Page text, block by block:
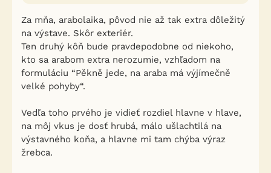
Za mňa, arabolaika, pôvod nie až tak extra dôležitý
na výstave. Skôr exteriér.
Ten druhý kôň bude pravdepodobne od niekoho,
kto sa arabom extra nerozumie, vzhľadom na
formuláciu “Pěkně jede, na araba má výjímečně
velké pohyby“.
Vedľa toho prvého je vidieť rozdiel hlavne v hlave,
na môj vkus je dosť hrubá, málo ušlachtilá na
výstavného koňa, a hlavne mi tam chýba výraz
žrebca.